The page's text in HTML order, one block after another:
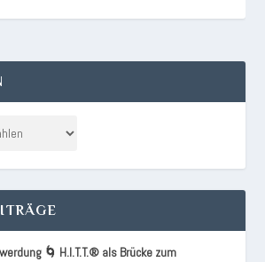
🌀 H.I.T.T.® als Brücke zum